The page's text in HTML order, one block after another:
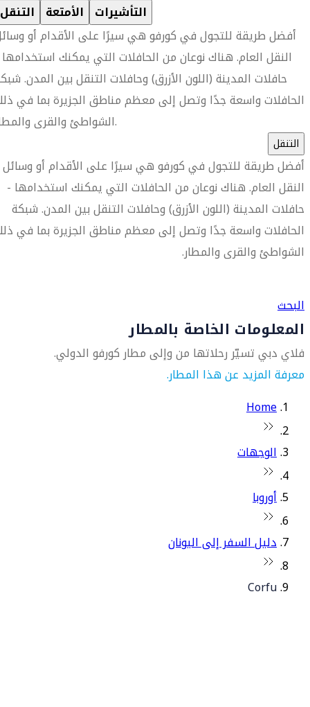
التنقل الأمتعة التأشيرات
أفضل طريقة للتجول في كورفو هي سيرًا على الأقدام أو
النقل العام. هناك نوعان من الحافلات التي يمكنك
حافلات المدينة (اللون الأزرق) وحافلات التنقل بين المدن.
الحافلات واسعة جدًا وتصل إلى معظم مناطق الجزيرة بما في
الشواطئ والقرى والمطار.
التنقل
أفضل طريقة للتجول في كورفو هي سيرًا على الأقدام أو وسائل
النقل العام. هناك نوعان من الحافلات التي يمكنك استخدامها -
حافلات المدينة (اللون الأزرق) وحافلات التنقل بين المدن. شبكة
الحافلات واسعة جدًا وتصل إلى معظم مناطق الجزيرة بما في
الشواطئ والقرى والمطار.
البحث
المعلومات الخاصة بالمطار
فلاي دبي تسيّر رحلاتها من وإلى مطار كورفو الدولي.
معرفة المزيد عن هذا المطار.
Home
الوجهات
أوروبا
دليل السفر إلى اليونان
Corfu